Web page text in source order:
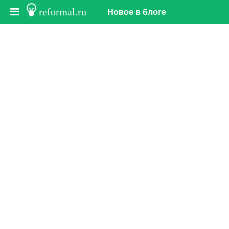
reformal.ru Новое в блоге